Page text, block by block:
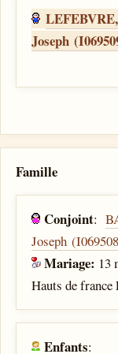
Joseph
Famille
Conjoint:
Joseph
Mariage: 13
Hauts de france
Enfants: